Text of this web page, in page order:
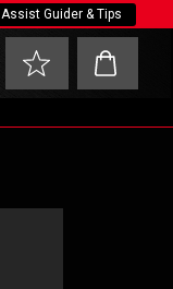
Assist Guider & Tips
Favoriter
Kundvagn